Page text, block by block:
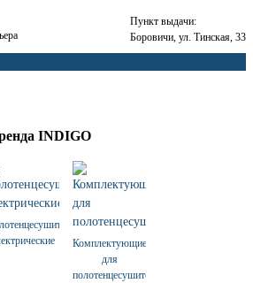
Пункт выдачи:
Боровичи, ул. Тинская, 33
INDIGO
Комплектующие
для
полотенцесушителей